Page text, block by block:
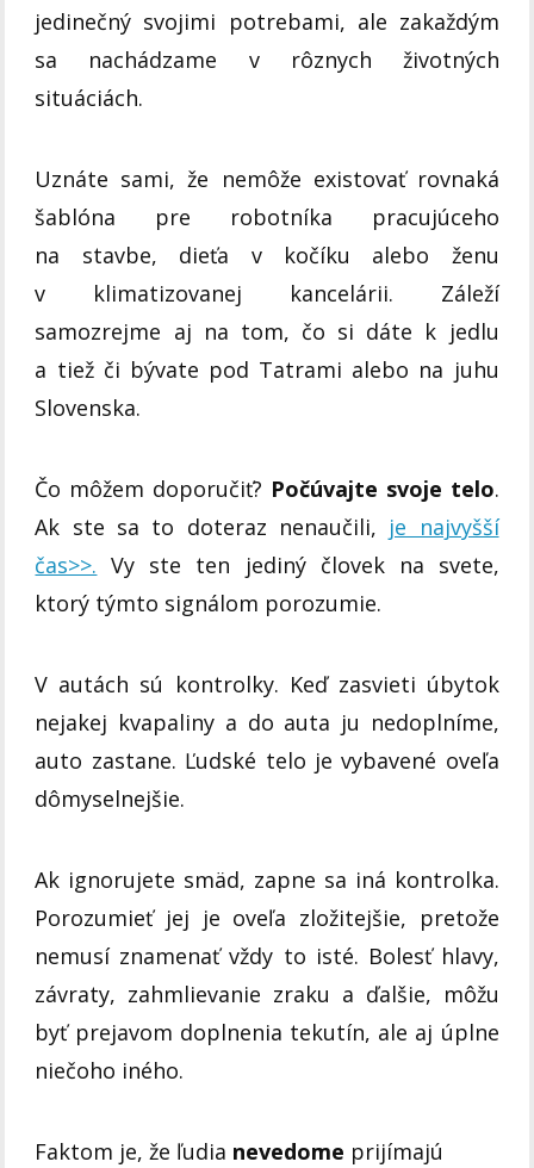
jedinečný svojimi potrebami, ale zakaždým
sa nachádzame v rôznych životných
situáciách.
Uznáte sami, že nemôže existovať rovnaká
šablóna pre robotníka pracujúceho
na stavbe, dieťa v kočíku alebo ženu
v klimatizovanej kancelárii. Záleží
samozrejme aj na tom, čo si dáte k jedlu
a tiež či bývate pod Tatrami alebo na juhu
Slovenska.
Čo môžem doporučiť? Počúvajte svoje telo.
Ak ste sa to doteraz nenaučili, je najvyšší
čas>>. Vy ste ten jediný človek na svete,
ktorý týmto signálom porozumie.
V autách sú kontrolky. Keď zasvieti úbytok
nejakej kvapaliny a do auta ju nedoplníme,
auto zastane. Ľudské telo je vybavené oveľa
dômyselnejšie.
Ak ignorujete smäd, zapne sa iná kontrolka.
Porozumieť jej je oveľa zložitejšie, pretože
nemusí znamenať vždy to isté. Bolesť hlavy,
závraty, zahmlievanie zraku a ďalšie, môžu
byť prejavom doplnenia tekutín, ale aj úplne
niečoho iného.
Faktom je, že ľudia nevedome prijímajú